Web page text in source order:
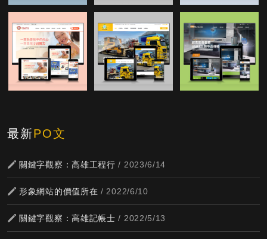
最新PO文
關鍵字觀察：高雄工程行 / 2023/6/14
形象網站的價值所在 / 2022/6/10
關鍵字觀察：高雄記帳士 / 2022/5/13